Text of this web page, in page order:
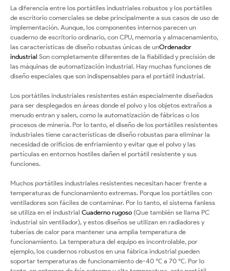
La diferencia entre los portátiles industriales robustos y los portátiles
de escritorio comerciales se debe principalmente a sus casos de uso de
implementación. Aunque, los componentes internos parecen un
cuaderno de escritorio ordinario, con CPU, memoria y almacenamiento,
las características de diseño robustas únicas de unOrdenador
industrial Son completamente diferentes de la fiabilidad y precisión de
las máquinas de automatización industrial. Hay muchas funciones de
diseño especiales que son indispensables para el portátil industrial.
Los portátiles industriales resistentes están especialmente diseñados
para ser desplegados en áreas donde el polvo y los objetos extraños a
menudo entran y salen, como la automatización de fábricas o los
procesos de minería. Por lo tanto, el diseño de los portátiles resistentes
industriales tiene características de diseño robustas para eliminar la
necesidad de orificios de enfriamiento y evitar que el polvo y las
partículas en entornos hostiles dañen el portátil resistente y sus
funciones.
Muchos portátiles industriales resistentes necesitan hacer frente a
temperaturas de funcionamiento extremas. Porque los portátiles con
ventiladores son fáciles de contaminar. Por lo tanto, el sistema fanless
se utiliza en el industrial Cuaderno rugoso (Que también se llama PC
industrial sin ventilador), y estos diseños se utilizan en radiadores y
tuberías de calor para mantener una amplia temperatura de
funcionamiento. La temperatura del equipo es incontrolable, por
ejemplo, los cuadernos robustos en una fábrica industrial pueden
soportar temperaturas de funcionamiento de-40 ℃ a 70 ℃. Por lo